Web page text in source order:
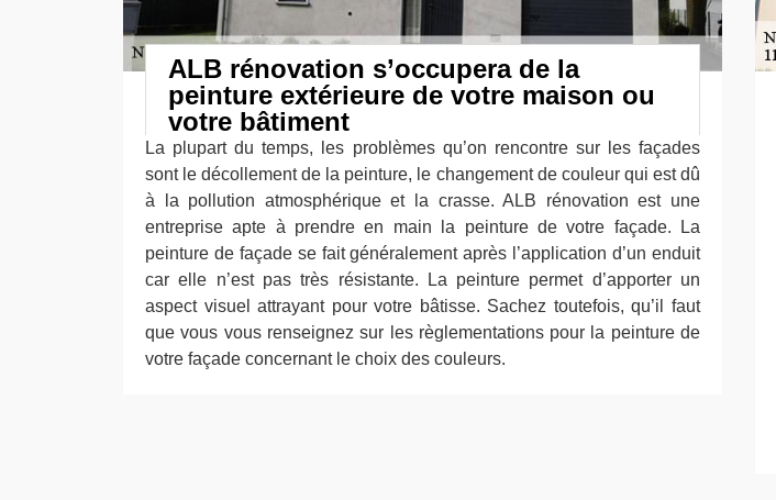
ALB rénovation s’occupera de la
peinture extérieure de votre maison ou
votre bâtiment
La plupart du temps, les problèmes qu’on rencontre sur les façades
sont le décollement de la peinture, le changement de couleur qui est dû
à la pollution atmosphérique et la crasse. ALB rénovation est une
entreprise apte à prendre en main la peinture de votre façade. La
peinture de façade se fait généralement après l’application d’un enduit
car elle n’est pas très résistante. La peinture permet d’apporter un
aspect visuel attrayant pour votre bâtisse. Sachez toutefois, qu’il faut
que vous vous renseignez sur les règlementations pour la peinture de
votre façade concernant le choix des couleurs.